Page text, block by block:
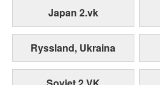
Japan 2.vk
Ryssland, Ukraina